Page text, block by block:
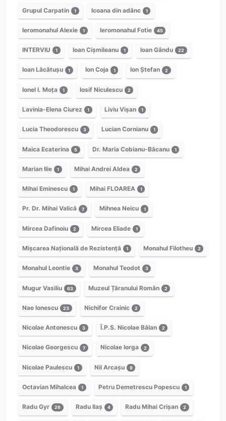
Grupul Carpatin 1 Icoana din adânc 1
Ieromonahul Alexie 1 Ieromonahul Fotie 45
INTERVIU 1 Ioan Cișmileanu 1 Ioan Gându 22
Ioan Lăcătușu 1 Ion Coja 1 Ion Ștefan 2
Ionel I. Moța 1 Iosif Niculescu 2
Lavinia-Elena Ciurez 1 Liviu Vișan 1
Lucia Theodorescu 3 Lucian Cornianu 1
Maica Ecaterina 5 Dr. Maria Cobianu-Băcanu 1
Marian Ilie 1 Mihai Andrei Aldea 2
Mihai Eminescu 1 Mihai FLOAREA 1
Pr. Dr. Mihai Valică 7 Mihnea Neicu 1
Mircea Dafinoiu 2 Mircea Eliade 1
Mișcarea Națională de Rezistență 1 Monahul Filotheu 2
Monahul Leontie 3 Monahul Teodot 3
Mugur Vasiliu 63 Muzeul Țăranului Român 2
Nae Ionescu 23 Nichifor Crainic 2
Nicolae Antonescu 3 Î.P.S. Nicolae Bălan 2
Nicolae Georgescu 7 Nicolae Iorga 2
Nicolae Paulescu 1 Nil Arcașu 9
Octavian Mihalcea 1 Petru Demetrescu Popescu 1
Radu Gyr 26 Radu Ilaș 4 Radu Mihai Crișan 2